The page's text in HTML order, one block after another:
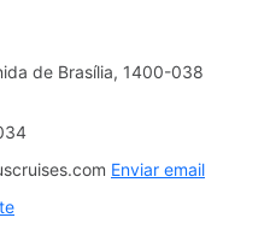
de Brasília, 1400-038
Enviar email